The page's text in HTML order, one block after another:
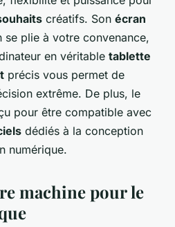
créatifs. Son écran
plie à votre convenance,
en véritable tablette
précis vous permet de
extrême. De plus, le
pour être compatible avec
dédiés à la conception
numérique.
machine pour le